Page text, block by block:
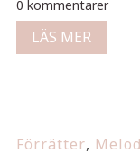
0 kommentarer
LÄS MER
Förrätter,